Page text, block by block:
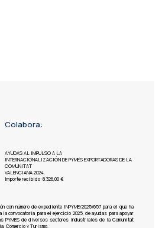
Colabora:
AYUDAS AL IMPULSO A LA
INTERNACIONALIZACIÓN DE PYMES EXPORTADORAS DE LA
COMUNITAT
VALENCIANA 2024.
Importe recibido: 8.326,00 €
con número de expediente INPYME/2025/657 para el que ha
la convocatoria para el ejercicio 2025, de ayudas para apoyar
de diversos sectores industriales de la Comunitat
Comercio y Turismo.